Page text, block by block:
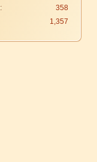
358
1,357